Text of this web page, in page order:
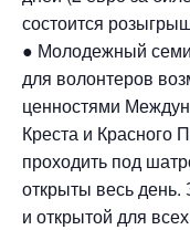
состоится
● Молодежный
для волонтеров
ценностями
Креста и Красного
проходить под
открыты весь день.
и открытой для